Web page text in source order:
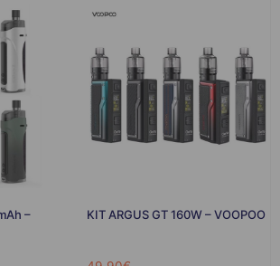
–
KIT ARGUS GT 160W – VOOPOO